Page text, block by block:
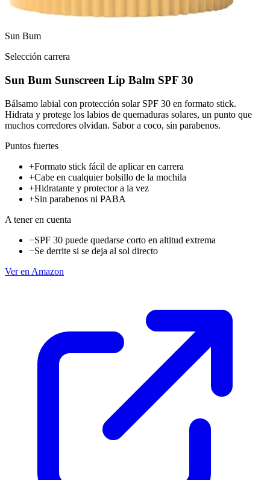
Sun Bum
Selección carrera
Sun Bum Sunscreen Lip Balm SPF 30
Bálsamo labial con protección solar SPF 30 en formato stick.
Hidrata y protege los labios de quemaduras solares, un punto que
muchos corredores olvidan. Sabor a coco, sin parabenos.
Puntos fuertes
+Formato stick fácil de aplicar en carrera
+Cabe en cualquier bolsillo de la mochila
+Hidratante y protector a la vez
+Sin parabenos ni PABA
A tener en cuenta
−SPF 30 puede quedarse corto en altitud extrema
−Se derrite si se deja al sol directo
Ver en Amazon